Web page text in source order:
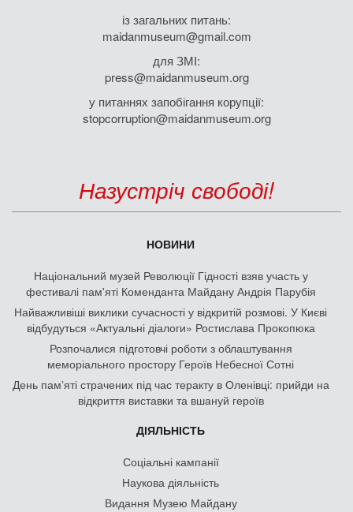
із загальних питань:
maidanmuseum@gmail.com
для ЗМІ:
press@maidanmuseum.org
у питаннях запобігання корупції:
stopcorruption@maidanmuseum.org
Назустріч свободі!
НОВИНИ
Національний музей Революції Гідності взяв участь у
фестивалі пам'яті Коменданта Майдану Андрія Парубія
Найважливіші виклики сучасності у відкритій розмові. У Києві
відбудуться «Актуальні діалоги» Ростислава Прокопюка
Розпочалися підготовчі роботи з облаштування
меморіального простору Героїв Небесної Сотні
День памʼяті страчених під час теракту в Оленівці: прийди на
відкриття виставки та вшануй героїв
ДІЯЛЬНІСТЬ
Соціальні кампанії
Наукова діяльність
Видання Музею Майдану